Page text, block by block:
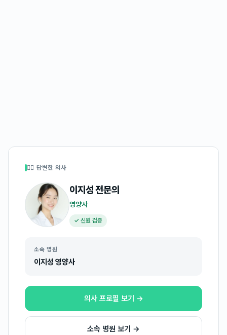
👩‍⚕️ 답변한 의사
이지성전문의
영양사
✓ 신원 검증
소속 병원
이지성 영양사
의사 프로필 보기 →
소속 병원 보기 →